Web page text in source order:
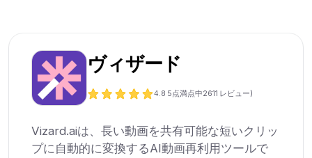
ヴィザード
4.8 5点満点中2611 レビュー)
Vizard.aiは、長い動画を共有可能な短いクリッ
プに自動的に変換するAI動画再利用ツールで